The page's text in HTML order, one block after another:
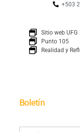
+503
Sitio web UFG
Punto 105
Realidad y
Boletín